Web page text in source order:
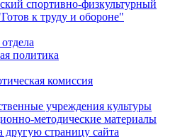
спортивно-физкультурный
к труду и обороне"
политика
комиссия
учреждения культуры
методические материалы
другую страницу сайта